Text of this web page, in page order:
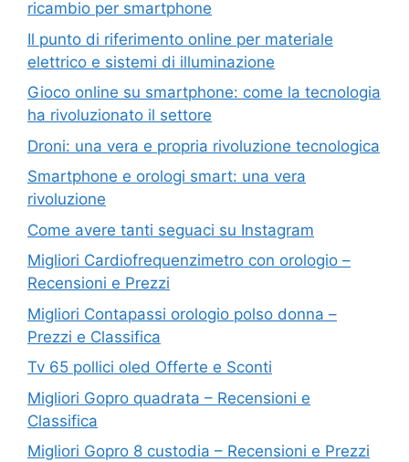
ricambio per smartphone
Il punto di riferimento online per materiale
elettrico e sistemi di illuminazione
Gioco online su smartphone: come la tecnologia
ha rivoluzionato il settore
Droni: una vera e propria rivoluzione tecnologica
Smartphone e orologi smart: una vera
rivoluzione
Come avere tanti seguaci su Instagram
Migliori Cardiofrequenzimetro con orologio –
Recensioni e Prezzi
Migliori Contapassi orologio polso donna –
Prezzi e Classifica
Tv 65 pollici oled Offerte e Sconti
Migliori Gopro quadrata – Recensioni e
Classifica
Migliori Gopro 8 custodia – Recensioni e Prezzi